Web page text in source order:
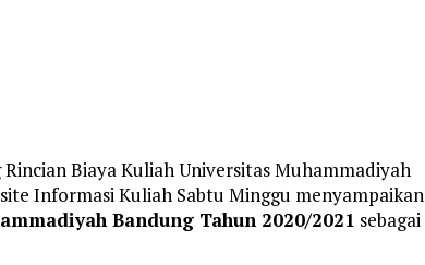
Biaya Kuliah Universitas Muhammadiyah
Informasi Kuliah Sabtu Minggu menyampaikan
Bandung Tahun 2020/2021 sebagai